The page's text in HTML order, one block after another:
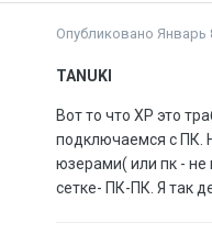
Опубликовано Январь
TANUKI
Вот то что XP это
подключаемся с ПК.
юзерами( или пк - не
сетке- ПК-ПК. Я так